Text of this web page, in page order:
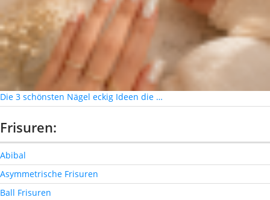
Die 3 schönsten Nägel eckig Ideen die …
Frisuren:
Abibal
Asymmetrische Frisuren
Ball Frisuren